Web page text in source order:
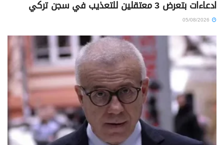
ادعاءات بتعرض 3 معتقلين للتعذيب في سجن تركي